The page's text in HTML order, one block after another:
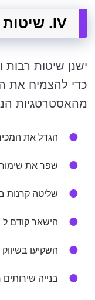
IV. שיטות לצמיחה עסקית
ישנן שיטות רבות
כדי להצמיח
מהאסטרטגיות
הגדל את
שפר את שימור
שליטה קרנות
הישאר קודם
השקיעו
בנייה שירותים